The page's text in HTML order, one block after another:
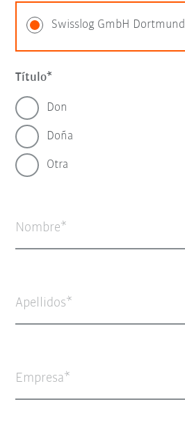
Swisslog GmbH Dortmund
Título
Don
Doña
Otra
Nombre
Apellidos
Empresa